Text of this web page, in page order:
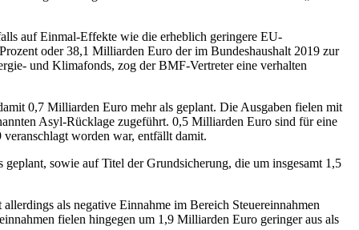
auf Einmal-Effekte wie die erheblich geringere EU-
oder 38,1 Milliarden Euro der im Bundeshaushalt 2019 zur
und Klimafonds, zog der BMF-Vertreter eine verhalten
0,7 Milliarden Euro mehr als geplant. Die Ausgaben fielen mit
Asyl-Rücklage zugeführt. 0,5 Milliarden Euro sind für eine
worden war, entfällt damit.
sowie auf Titel der Grundsicherung, die um insgesamt 1,5
als negative Einnahme im Bereich Steuereinnahmen
fielen hingegen um 1,9 Milliarden Euro geringer aus als